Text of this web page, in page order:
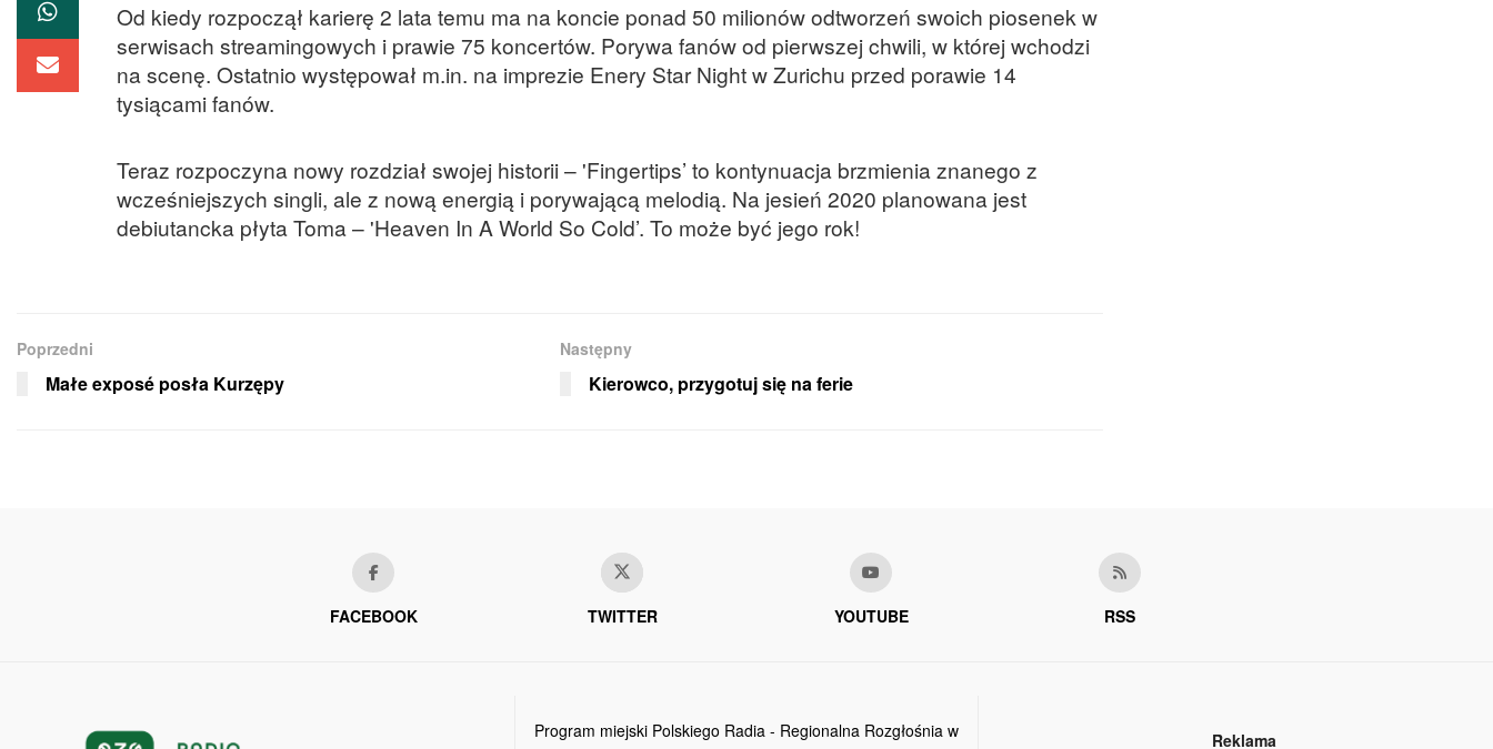
Od kiedy rozpoczął karierę 2 lata temu ma na koncie ponad 50 milionów odtworzeń swoich piosenek w
serwisach streamingowych i prawie 75 koncertów. Porywa fanów od pierwszej chwili, w której wchodzi
na scenę. Ostatnio występował m.in. na imprezie Enery Star Night w Zurichu przed porawie 14
tysiącami fanów.
Teraz rozpoczyna nowy rozdział swojej historii – 'Fingertips’ to kontynuacja brzmienia znanego z
wcześniejszych singli, ale z nową energią i porywającą melodią. Na jesień 2020 planowana jest
debiutancka płyta Toma – 'Heaven In A World So Cold’. To może być jego rok!
Poprzedni
Małe exposé posła Kurzępy
Następny
Kierowco, przygotuj się na ferie
FACEBOOK TWITTER YOUTUBE RSS
Program miejski Polskiego Radia - Regionalna Rozgłośnia w
Reklama